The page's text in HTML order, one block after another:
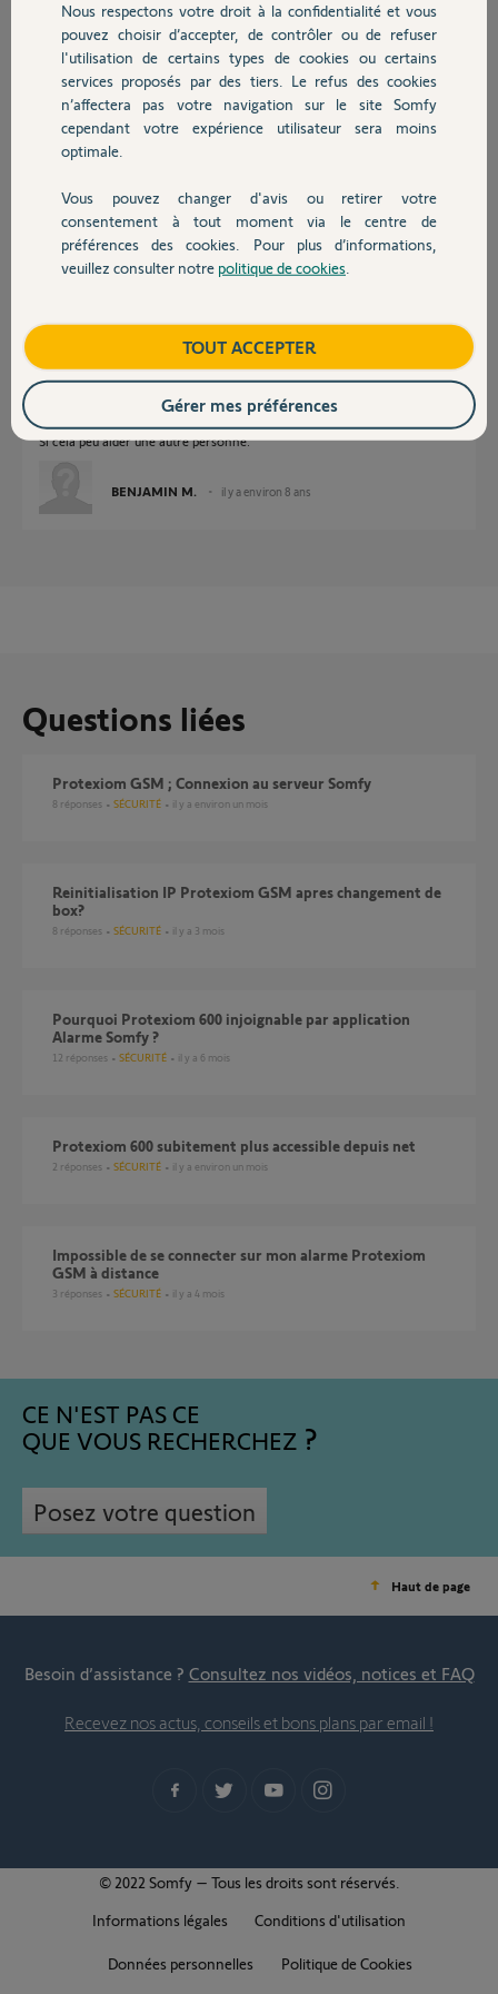
Chauffage
Autres produits
Devis avec un pro
Contact
BENJAMIN M.
il y a environ 8 ans
Participer au fil de discussion
Réponses
Re-bonjour,
Pour moi le nom du domaine n'était pas bon ce n'était pas
HTTP://nomdedomaine.alarmesomfy.net,
HTTP://nomdedomaine.alarmsomfy.eu
Si cela peu aider une autre personne.
BENJAMIN M. il y a environ 8 ans
Questions liées
Protexiom GSM ; Connexion au serveur Somfy
8 réponses SÉCURITÉ il y a environ un mois
reinitialisation IP Protexiom GSM apres changement de
box?
8 réponses SÉCURITÉ il y a 3 mois
Pourquoi Protexiom 600 injoignable par application
Alarme Somfy ?
12 réponses SÉCURITÉ il y a 6 mois
Protexiom 600 subitement plus accessible depuis net
2 réponses SÉCURITÉ il y a environ un mois
Impossible de se connecter sur mon alarme Protexiom
GSM à distance
3 réponses SÉCURITÉ il y a 4 mois
CE N'EST PAS CE
QUE VOUS RECHERCHEZ
Posez votre question
Haut de page
Besoin d’assistance ? Consultez nos vidéos, notices et FAQ
Recevez nos actus, conseils et bons plans par email !
© 2022 Somfy – Tous les droits sont réservés.
Informations légales
Conditions d'utilisation
Données personnelles Politique de Cookies
Nous respectons votre droit à la confidentialité et vous
pouvez choisir d’accepter, de contrôler ou de refuser
l'utilisation de certains types de cookies ou certains
services proposés par des tiers. Le refus des cookies
n’affectera pas votre navigation sur le site Somfy
cependant votre expérience utilisateur sera moins
optimale.
Vous pouvez changer d'avis ou retirer votre
consentement à tout moment via le centre de
préférences des cookies. Pour plus d’informations,
veuillez consulter notre politique de cookies
TOUT ACCEPTER
Gérer mes préférences